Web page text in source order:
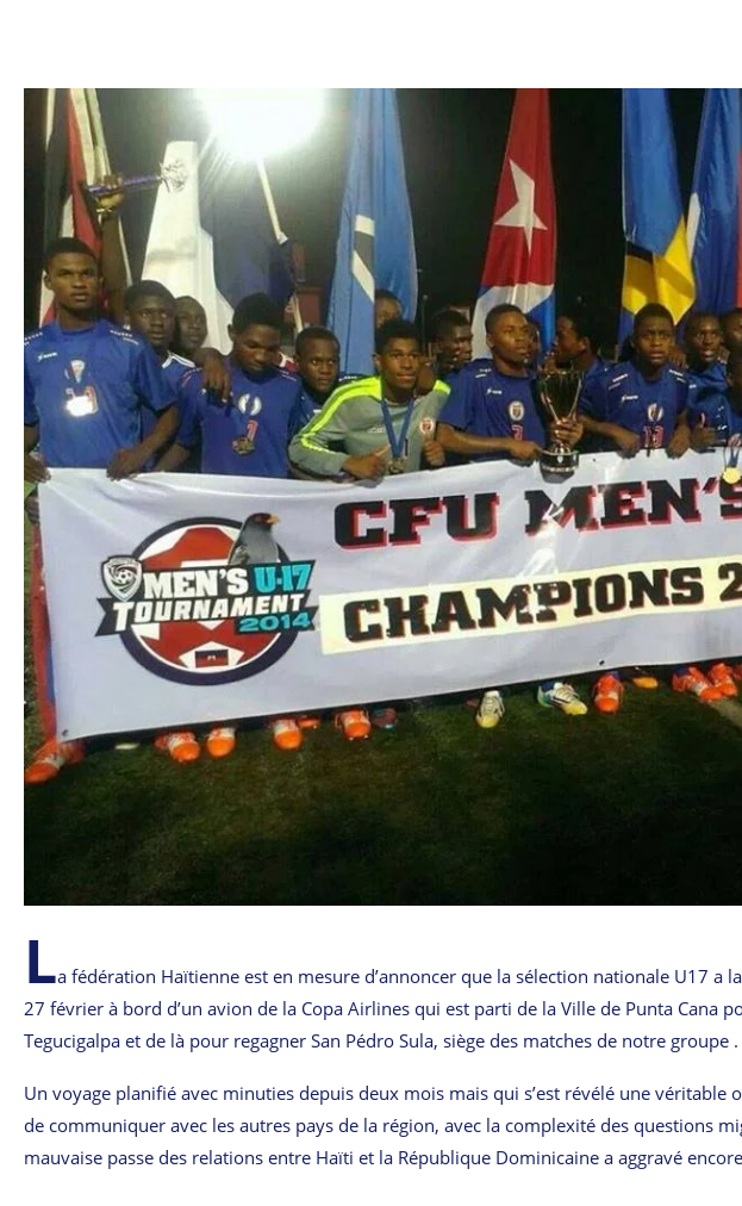
La fédération Haïtienne est en mesure d’annoncer que la sélection nationale U17 a
27 février à bord d’un avion de la Copa Airlines qui est parti de la Ville de Punta Cana
Tegucigalpa et de là pour regagner San Pédro Sula, siège des matches de notre groupe .
Un voyage planifié avec minuties depuis deux mois mais qui s’est révélé une véritable
de communiquer avec les autres pays de la région, avec la complexité des questions
mauvaise passe des relations entre Haïti et la République Dominicaine a aggravé